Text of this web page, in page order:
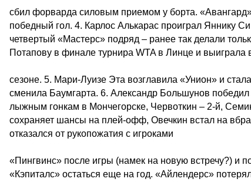
сбил форварда силовым приемом у борта.
победный гол. 4. Карлос Алькарас проиграл Яннику
четвертый «Мастерс» подряд – ранее так делали
Потапову в финале турнира WTA в Линце и выиграла
сезоне. 5. Мари-Луизе Эта возглавила «Унион» и
сменила Баумгарта. 6. Александр Большунов
лыжным гонкам в Мончегорске, Червоткин – 2-й,
сохраняет шансы на плей-офф, Овечкин встал на
отказался от рукопожатия с игроками
«Пингвинс» после игры (намек на новую встречу?) и
«Кэпиталс» остаться еще на год. «Айлендерс»